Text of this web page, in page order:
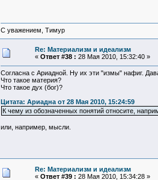
С уважением, Тимур
Re: Материализм и идеализм
« Ответ #38 : 28 Мая 2010, 15:32:40 »
Согласна с Ариадной. Ну их эти "измы" нафиг.
Что такое материя?
Что такое дух (бог)?
Цитата: Ариадна от 28 Мая 2010, 15:24:59
К чему из обозначенных понятий относите,
или, например, мысли.
Re: Материализм и идеализм
« Ответ #39 : 28 Мая 2010, 15:34:28 »